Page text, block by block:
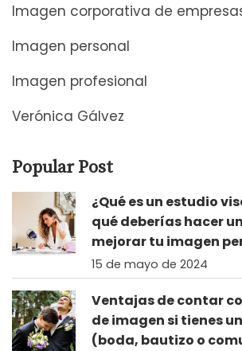
Imagen corporativa de
Imagen personal
Imagen profesional
Verónica Gálvez
Popular Post
¿Qué es un estudio
qué deberías hacer
mejorar tu imagen
15 de mayo de 2024
Ventajas de contar
de imagen si tienes
(boda, bautizo o